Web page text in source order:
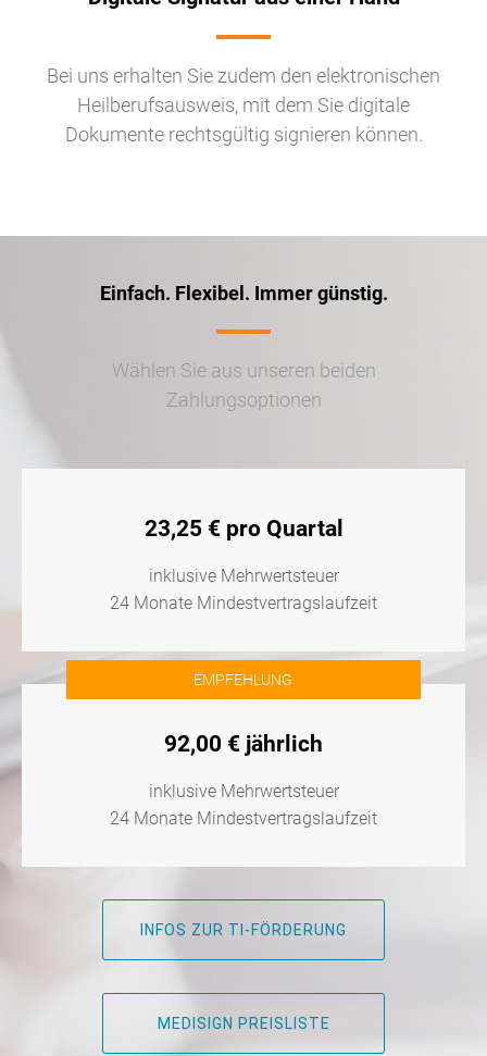
Bei uns erhalten Sie zudem den elektronischen
Heilberufsausweis, mit dem Sie digitale
Dokumente rechtsgültig signieren können.
Einfach. Flexibel. Immer günstig.
Wählen Sie aus unseren beiden
Zahlungsoptionen
23,25 € pro Quartal
inklusive Mehrwertsteuer
24 Monate Mindestvertragslaufzeit
92,00 € jährlich
inklusive Mehrwertsteuer
24 Monate Mindestvertragslaufzeit
EMPFEHLUNG
INFOS ZUR TI-FÖRDERUNG
MEDISIGN PREISLISTE